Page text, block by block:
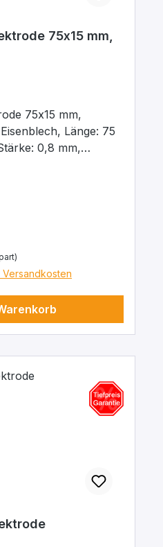
75x15 mm,
75x15 mm,
Länge: 75
0,8 mm,